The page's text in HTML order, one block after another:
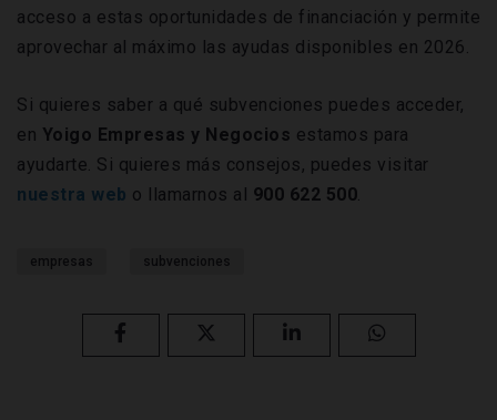
acceso a estas oportunidades de financiación y permite
aprovechar al máximo las ayudas disponibles en 2026.
Si quieres saber a qué subvenciones puedes acceder,
en Yoigo Empresas y Negocios estamos para
ayudarte. Si quieres más consejos, puedes visitar
nuestra web o llamarnos al 900 622 500.
empresas subvenciones